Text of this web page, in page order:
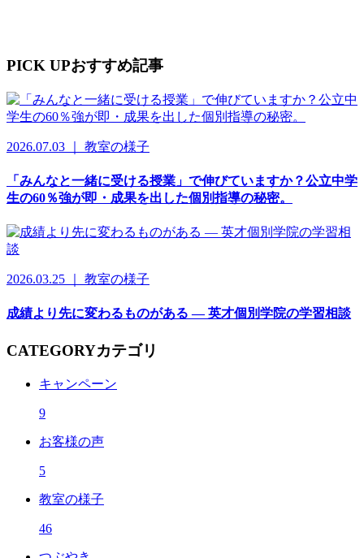
PICK UPおすすめ記事
2026.07.03 ｜ 教室の様子
「みんなと一緒に受ける授業」で伸びていますか？公立中学
生の60％強が即・成果を出した個別指導の秘密。
2026.03.25 ｜ 教室の様子
成績より先に変わるものがある ― 英才個別学院の学習相談
CATEGORYカテゴリ
キャンペーン
9
お客様の声
5
教室の様子
46